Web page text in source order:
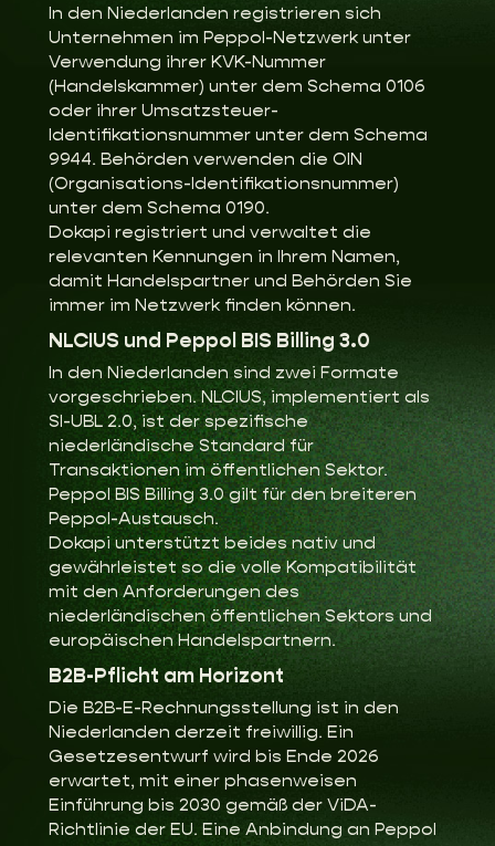
In den Niederlanden registrieren sich
Unternehmen im Peppol-Netzwerk unter
Verwendung ihrer KVK-Nummer
(Handelskammer) unter dem Schema 0106
oder ihrer Umsatzsteuer-
Identifikationsnummer unter dem Schema
9944. Behörden verwenden die OIN
(Organisations-Identifikationsnummer)
unter dem Schema 0190.
Dokapi registriert und verwaltet die
relevanten Kennungen in Ihrem Namen,
damit Handelspartner und Behörden Sie
immer im Netzwerk finden können.
NLCIUS und Peppol BIS Billing 3.0
In den Niederlanden sind zwei Formate
vorgeschrieben. NLCIUS, implementiert als
SI-UBL 2.0, ist der spezifische
niederländische Standard für
Transaktionen im öffentlichen Sektor.
Peppol BIS Billing 3.0 gilt für den breiteren
Peppol-Austausch.
Dokapi unterstützt beides nativ und
gewährleistet so die volle Kompatibilität
mit den Anforderungen des
niederländischen öffentlichen Sektors und
europäischen Handelspartnern.
B2B-Pflicht am Horizont
Die B2B-E-Rechnungsstellung ist in den
Niederlanden derzeit freiwillig. Ein
Gesetzesentwurf wird bis Ende 2026
erwartet, mit einer phasenweisen
Einführung bis 2030 gemäß der ViDA-
Richtlinie der EU. Eine Anbindung an Peppol